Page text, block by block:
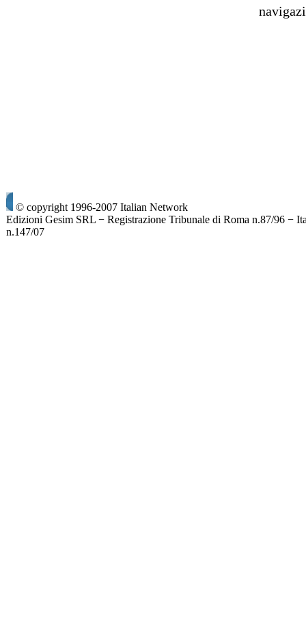
© copyright 1996-2007 Italian Network
Edizioni Gesim SRL − Registrazione Tribunale di Roma n.87/96 −
n.147/07